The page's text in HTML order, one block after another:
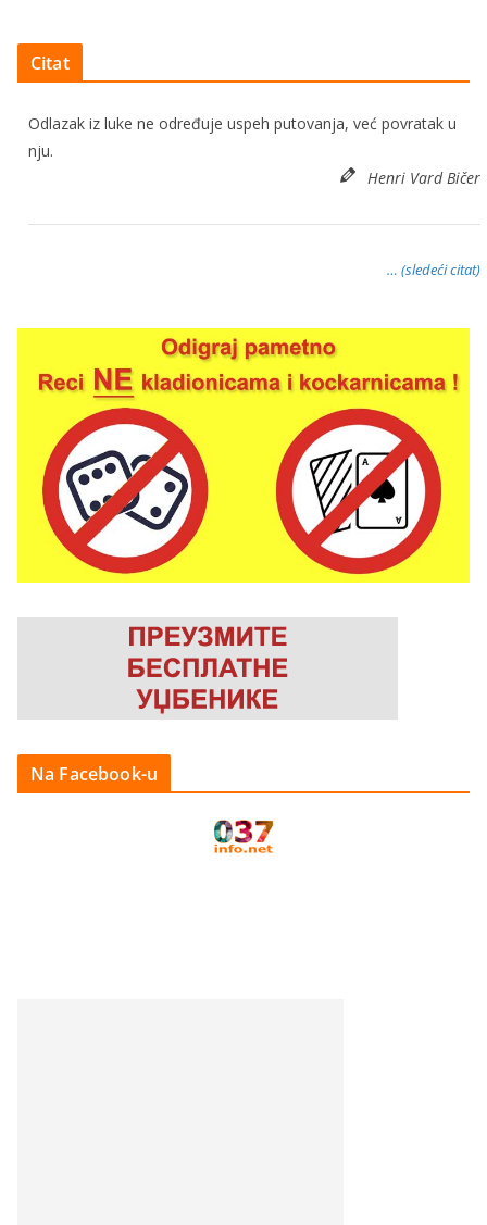
Citat
Odlazak iz luke ne određuje uspeh putovanja, već povratak u
nju.
Henri Vard Bičer
… (sledeći citat)
Na Facebook-u